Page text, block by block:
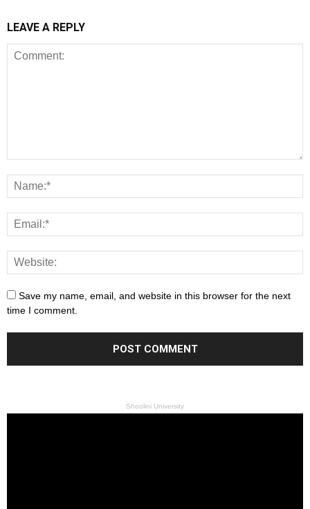
LEAVE A REPLY
Save my name, email, and website in this browser for the next
time I comment.
Shoolini University